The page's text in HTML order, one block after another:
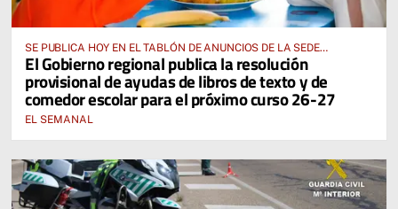
SE PUBLICA HOY EN EL TABLÓN DE ANUNCIOS DE LA SEDE
ELECTRÓNICA DE LA JUNTA DE COMUNIDADES Y EN EL PORTAL DE
EDUCACIÓN DE CASTILLA-LA MANCHA
El Gobierno regional publica la resolución
provisional de ayudas de libros de texto y de
comedor escolar para el próximo curso 26-27
EL SEMANAL